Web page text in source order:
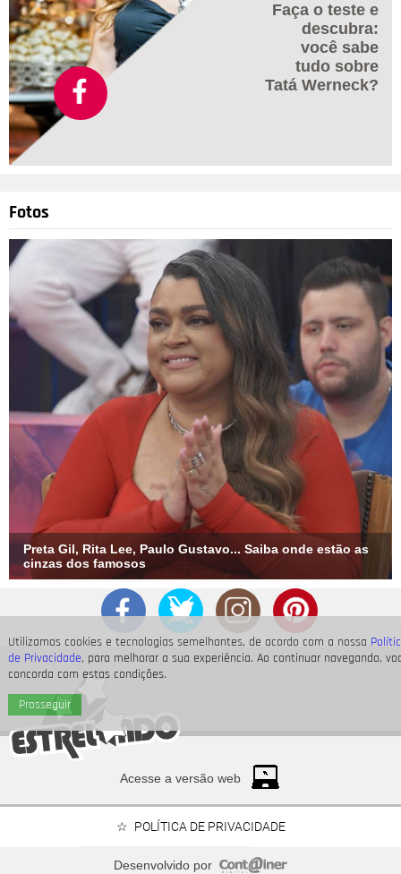
Utilizamos cookies e tecnologias semelhantes, de acordo com a nossa
de Privacidade, para melhorar a sua experiência. Ao continuar navegando,
concorda com estas condições.
Prosseguir
Divulgação-TV Globo
Durante a cantoria, vão surgir algumas pistas. - É aí que a
gente já começa a tentar adivinhar quem é quem nesse palco,
fala, ainda, Ivete. E as fantasias são luxuosas e com um toque
Pintada; clássicos da culinária, como Dogão e Brigadeiro; e
Divulgação-TV Globo
E qual o papel dos jurados? - Ao final das apresentações, os
jurados definem qual foi a melhor da noite e o famoso que será
Os jurados, aliás, são Eduardo Sterblitch, Rodrigo Lombardi,
Simone e Taís Araujo.
Faça o teste e
descubra:
você sabe
tudo sobre
Tatá Werneck?
Fotos
Preta Gil, Rita Lee, Paulo Gustavo... Saiba onde estão as
cinzas dos famosos
Acesse a versão web
POLÍTICA DE PRIVACIDADE
Desenvolvido por